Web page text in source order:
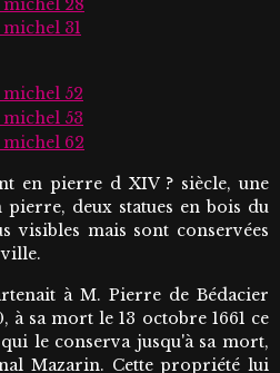
pierre d XIV ? siècle, une
pierre, deux statues en bois du
visibles mais sont conservées
à M. Pierre de Bédacier
à sa mort le 13 octobre 1661 ce
le conserva jusqu'à sa mort,
Mazarin. Cette propriété lui